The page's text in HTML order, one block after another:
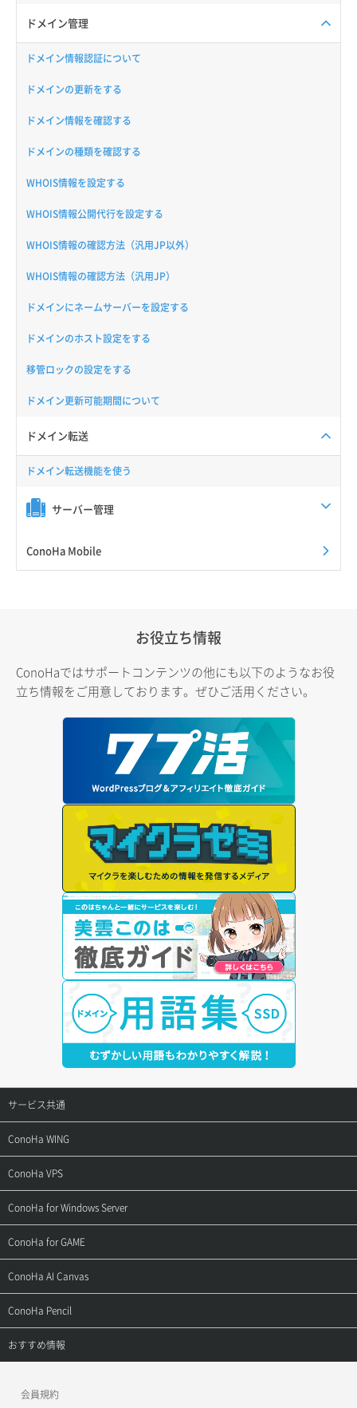
ドメイン管理
ドメイン情報認証について
ドメインの更新をする
ドメイン情報を確認する
ドメインの種類を確認する
WHOIS情報を設定する
WHOIS情報公開代行を設定する
WHOIS情報の確認方法（汎用JP以外）
WHOIS情報の確認方法（汎用JP）
ドメインにネームサーバーを設定する
ドメインのホスト設定をする
移管ロックの設定をする
ドメイン更新可能期間について
ドメイン転送
ドメイン転送機能を使う
サーバー管理
ConoHa Mobile
お役立ち情報
ConoHaではサポートコンテンツの他にも以下のようなお役
立ち情報をご用意しております。ぜひご活用ください。
サービス共通
サポートトップ
ご契約・お支払い
用語集
お問い合わせ
ConoHa WING
サポートトップ
ご利用ガイド
お乗り換えガイド
よくある質問
ConoHa VPS
サポートトップ
ご利用ガイド
APIドキュメントVPS2.0
APIドキュメントVPS3.0
ConoHa for Windows Server
サポートトップ
ご利用ガイド
APIドキュメントVPS2.0
APIドキュメントVPS3.0
ConoHa for GAME
サポートトップ
ご利用ガイド
ConoHa AI Canvas
サポートトップ
ご利用ガイド
ConoHa Pencil
サポートトップ
おすすめ情報
会員規約